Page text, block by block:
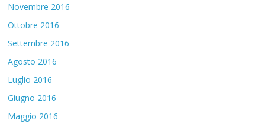
Novembre 2016
Ottobre 2016
Settembre 2016
Agosto 2016
Luglio 2016
Giugno 2016
Maggio 2016